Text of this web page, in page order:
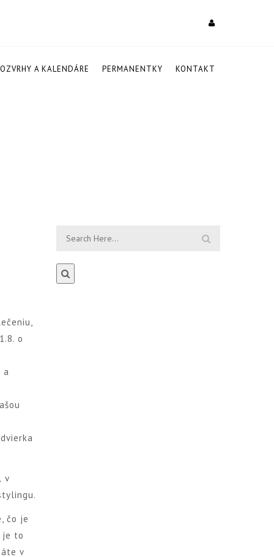
A KALENDÁRE PERMANENTKY KONTAKT
o
a
v
čo je
je to
v